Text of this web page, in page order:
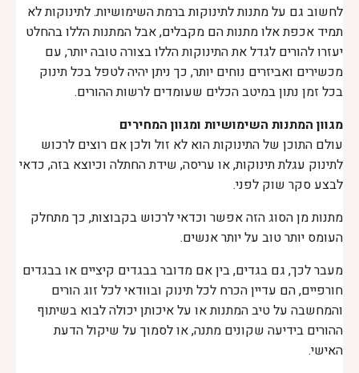
לחשוב גם על מתנות לתינוקות ברמת השימושיות. לתינוקות לא
תמיד אכפת אלו מתנות הם מקבלים, אבל המתנות הללו בהחלט
יעזרו להורים לגדל את התינוקות הללו בצורה טובה יותר, עם
מכשירים ואביזרים נוחים יותר, כך ניתן יהיה לטפל בכל תינוק
בכל זמן נתון במיטב הכלים שעומדים לרשות ההורים.
מגוון המתנות השימושיות ומגוון המחירים
עולם התוכן של התינוקות הוא לא זול ולכן אם רוצים לרכוש
לתינוק עגלת תינוקות, או עריסה, שידת החתלה וכיוצא בזה, כדאי
לבצע סקר שוק לפני.
מתנות מן הסוג הזה אפשר וכדאי לרכוש בקבוצות, כך מתחלק
העומס יותר טוב על יותר אנשים.
מעבר לכך, גם בגדים, בין אם מדובר בבגדים קיציים או בבגדים
חורפיים, הם עדיין הכרח לכל תינוק ובוודאי לכל זוג הורים
והמחשבה על טיב המתנות או על איכותן יכולה לבוא בשיתוף
ההורים בידיעה שקונים מתנה, או לסמוך על שיקול הדעת
האישי.